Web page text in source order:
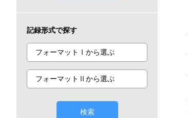
記録形式で探す
検索